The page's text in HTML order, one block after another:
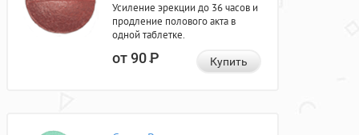
Усиление эрекции до 36 часов и
продление полового акта в
одной таблетке.
от 90Р Купить